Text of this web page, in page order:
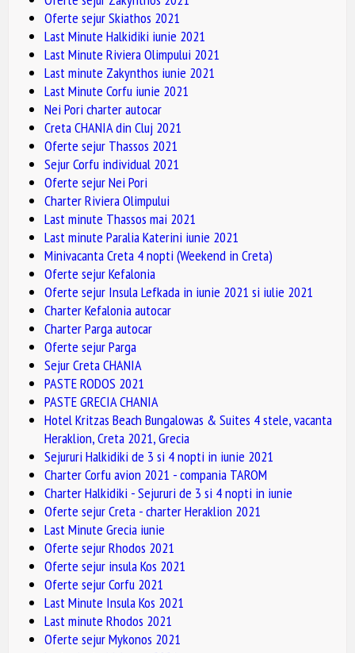
Oferte sejur Skiathos 2021
Last Minute Halkidiki iunie 2021
Last Minute Riviera Olimpului 2021
Last minute Zakynthos iunie 2021
Last Minute Corfu iunie 2021
Nei Pori charter autocar
Creta CHANIA din Cluj 2021
Oferte sejur Thassos 2021
Sejur Corfu individual 2021
Oferte sejur Nei Pori
Charter Riviera Olimpului
Last minute Thassos mai 2021
Last minute Paralia Katerini iunie 2021
Minivacanta Creta 4 nopti (Weekend in Creta)
Oferte sejur Kefalonia
Oferte sejur Insula Lefkada in iunie 2021 si iulie 2021
Charter Kefalonia autocar
Charter Parga autocar
Oferte sejur Parga
Sejur Creta CHANIA
PASTE RODOS 2021
PASTE GRECIA CHANIA
Hotel Kritzas Beach Bungalowas & Suites 4 stele, vacanta
Heraklion, Creta 2021, Grecia
Sejururi Halkidiki de 3 si 4 nopti in iunie 2021
Charter Corfu avion 2021 - compania TAROM
Charter Halkidiki - Sejururi de 3 si 4 nopti in iunie
Oferte sejur Creta - charter Heraklion 2021
Last Minute Grecia iunie
Oferte sejur Rhodos 2021
Oferte sejur insula Kos 2021
Oferte sejur Corfu 2021
Last Minute Insula Kos 2021
Last minute Rhodos 2021
Oferte sejur Mykonos 2021